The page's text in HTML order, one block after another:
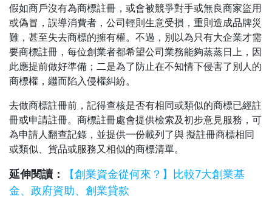
假如商戶沒有為商標註冊，或會被競爭對手或無良商家盜用
或偽冒，誤導消費者，公司輕則生意受損，重則造成品牌災
難，甚至失去商標的擁有權。不過，別以為只有大企業才需
要商標註冊，每位創業者都希望公司業務能夠蒸蒸日上，因
此應提前做好準備；二是為了防止在不知情下侵害了別人的
商標權，繼而陷入侵權糾紛。
去做商標註冊前，記得查核是否有相同或類似的商標已經註
冊或申請註冊。商標註冊處會提供檢索及初步意見服務，可
為申請人翻查記錄，並提供一份載列了與 擬註冊商標相同
或類似、貨品或服務又相似的商標清單。
延伸閱讀：
【創業資金從何來？】比較7大創業基
金、政府資助、創業貸款